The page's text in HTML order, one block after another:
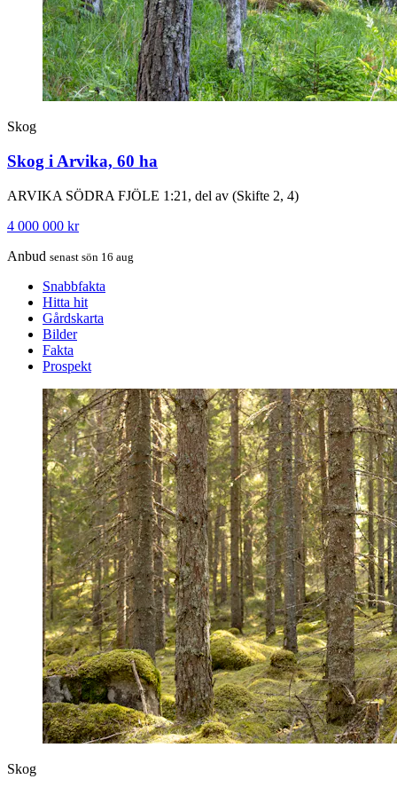
Skog
Skog i Arvika, 60 ha
ARVIKA SÖDRA FJÖLE 1:21, del av (Skifte 2, 4)
4 000 000 kr
Anbud senast sön 16 aug
Snabbfakta
Hitta hit
Gårdskarta
Bilder
Fakta
Prospekt
Skog